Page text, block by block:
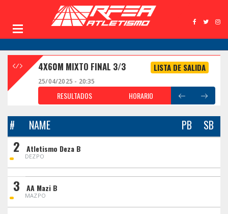
4X60M MIXTO FINAL 3/3 LISTA DE SALIDA
25/04/2025 - 20:35
RESULTADOS HORARIO
# NAME PB SB
2 Atletismo Deza B
DEZPO
3 AA Mazi B
MAZPO